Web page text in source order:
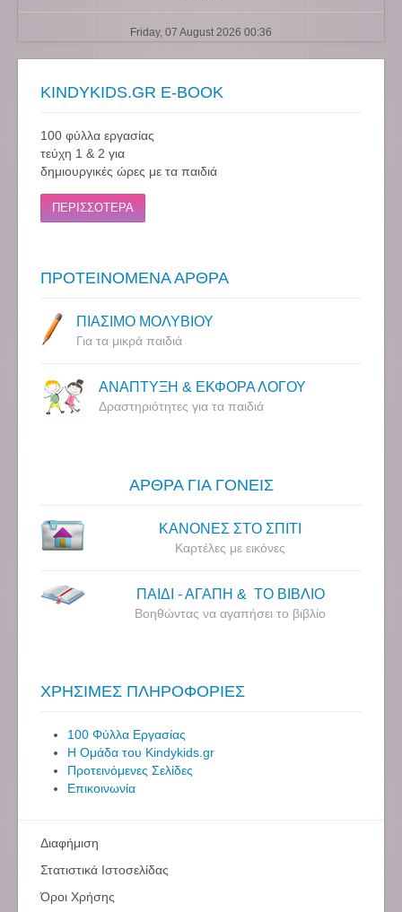
Friday, 07 August 2026 00:36
KINDYKIDS.GR E-BOOK
100 φύλλα εργασίας
τεύχη 1 & 2 για
δημιουργικές ώρες με τα παιδιά
ΠΕΡΙΣΣΟΤΕΡΑ
ΠΡΟΤΕΙΝΟΜΕΝΑ ΑΡΘΡΑ
ΠΙΑΣΙΜΟ ΜΟΛΥΒΙΟΥ
Για τα μικρά παιδιά
ΑΝΑΠΤΥΞΗ & ΕΚΦΟΡΑ ΛΟΓΟΥ
Δραστηριότητες για τα παιδιά
ΑΡΘΡΑ ΓΙΑ ΓΟΝΕΙΣ
ΚΑΝΟΝΕΣ ΣΤΟ ΣΠΙΤΙ
Καρτέλες με εικόνες
ΠΑΙΔΙ - ΑΓΑΠΗ & ΤΟ ΒΙΒΛΙΟ
Βοηθώντας να αγαπήσει το βιβλίο
ΧΡΗΣΙΜΕΣ ΠΛΗΡΟΦΟΡΙΕΣ
100 Φύλλα Εργασίας
Η Ομάδα του Kindykids.gr
Προτεινόμενες Σελίδες
Επικοινωνία
Διαφήμιση
Στατιστικά Ιστοσελίδας
Όροι Χρήσης